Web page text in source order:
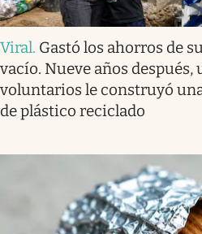
Viral. Gastó los ahorros de
vacío. Nueve años después,
voluntarios le construyó
de plástico reciclado